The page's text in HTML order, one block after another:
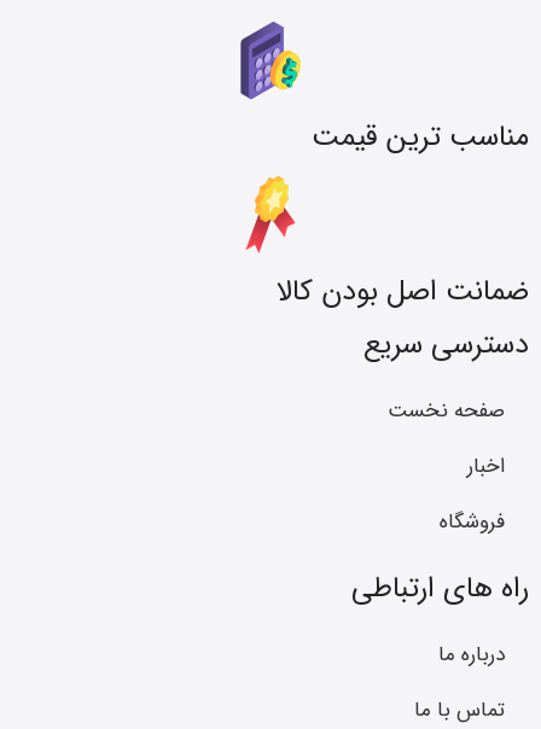
مناسب ترین قیمت
ضمانت اصل بودن کالا
دسترسی سریع
صفحه نخست
اخبار
فروشگاه
راه های ارتباطی
درباره ما
تماس با ما